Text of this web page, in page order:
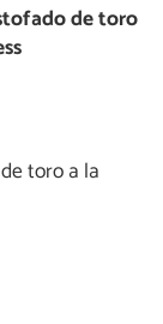
de toro
toro a la